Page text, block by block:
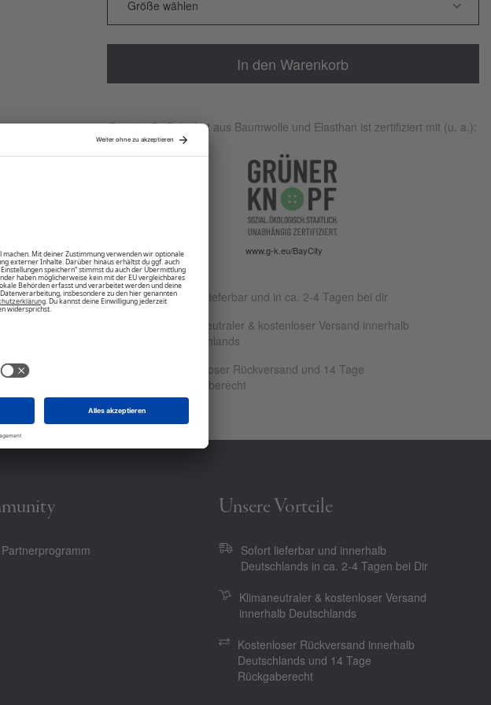
In den Warenkorb
Regular-Fit Poloshirt aus Baumwolle und Elasthan ist zertifiziert mit (u. a.):
www.g-k.eu/BayCity
Sofort lieferbar und in ca. 2-4 Tagen bei dir
Klimaneutraler & kostenloser Versand innerhalb
Deutschlands
Kostenloser Rückversand und 14 Tage
Rückgaberecht
Unsere Vorteile
Sofort lieferbar und innerhalb
Deutschlands in ca. 2-4 Tagen bei Dir
Klimaneutraler & kostenloser Versand
innerhalb Deutschlands
Kostenloser Rückversand innerhalb
Deutschlands und 14 Tage
Rückgaberecht